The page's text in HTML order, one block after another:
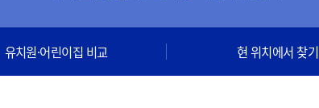
유치원·어린이집 비교 현 위치에서 찾기